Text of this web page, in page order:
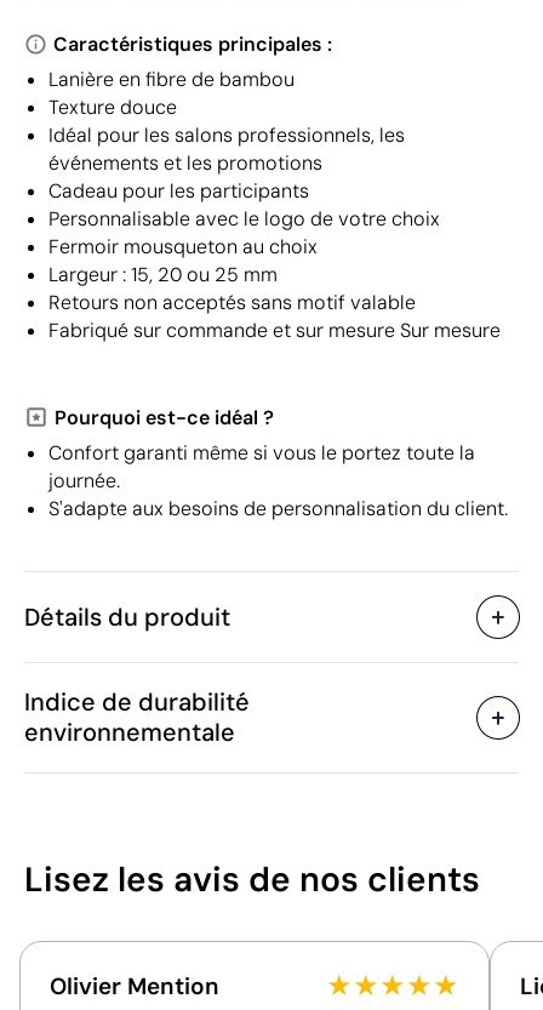
Caractéristiques principales :
Lanière en fibre de bambou
Texture douce
Idéal pour les salons professionnels, les
événements et les promotions
Cadeau pour les participants
Personnalisable avec le logo de votre choix
Fermoir mousqueton au choix
Largeur : 15, 20 ou 25 mm
Retours non acceptés sans motif valable
Fabriqué sur commande et sur mesure Sur mesure
Pourquoi est-ce idéal ?
Confort garanti même si vous le portez toute la
journée.
S'adapte aux besoins de personnalisation du client.
Détails du produit
Caractéristiques
Code du produit
Quantité minimum
Poids
20 g
Code Intrastat
6307 90 98
depuis
Pays d'envoi Pologne
Indice de durabilité
environnementale
42
Cet indice est un outil de transparence qui permet
Lisez les avis de nos clients
Olivier Mention ★★★★★